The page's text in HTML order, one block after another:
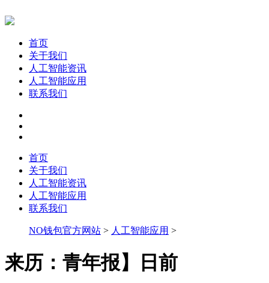
首页
关于我们
人工智能资讯
人工智能应用
联系我们
首页
关于我们
人工智能资讯
人工智能应用
联系我们
NO钱包官方网站 > 人工智能应用 >
来历：青年报】日前